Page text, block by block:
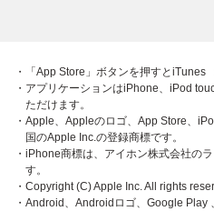
・「App Store」ボタンを押すとiTunes
・アプリケーションはiPhone、iPod
ただけます。
・Apple、Appleのロゴ、App Store、
国のApple Inc.の登録商標です。
・iPhone商標は、アイホン株式会社の
す。
・Copyright (C) Apple Inc. All rights
・Android、Androidロゴ、Google Play